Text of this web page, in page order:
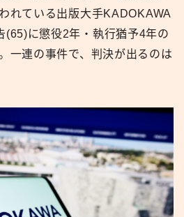
れている出版大手KADOKAWA
(65)に懲役2年・執行猶予4年の
一連の事件で、判決が出るのは